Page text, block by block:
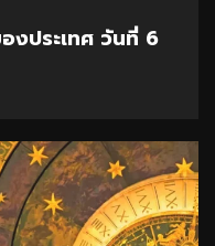
งประเทศ วันที่ 6